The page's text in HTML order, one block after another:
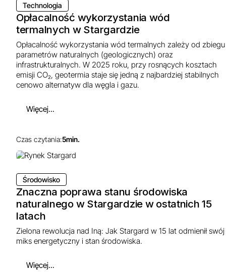
Technologia
Opłacalność wykorzystania wód
termalnych w Stargardzie
Opłacalność wykorzystania wód termalnych zależy od zbiegu
parametrów naturalnych (geologicznych) oraz
infrastrukturalnych. W 2025 roku, przy rosnących kosztach
emisji CO₂, geotermia staje się jedną z najbardziej stabilnych
cenowo alternatyw dla węgla i gazu.
Więcej...
Czas czytania:5min.
Środowisko
Znaczna poprawa stanu środowiska
naturalnego w Stargardzie w ostatnich 15
latach
Zielona rewolucja nad Iną: Jak Stargard w 15 lat odmienił swój
miks energetyczny i stan środowiska.
Więcej...